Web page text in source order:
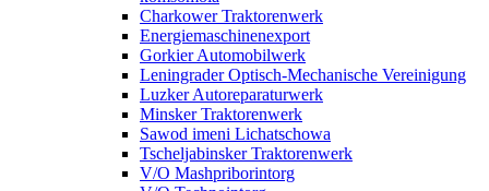
Charkower Traktorenwerk
Energiemaschinenexport
Gorkier Automobilwerk
Leningrader Optisch-Mechanische Vereinigung
Luzker Autoreparaturwerk
Minsker Traktorenwerk
Sawod imeni Lichatschowa
Tscheljabinsker Traktorenwerk
V/O Mashpriborintorg